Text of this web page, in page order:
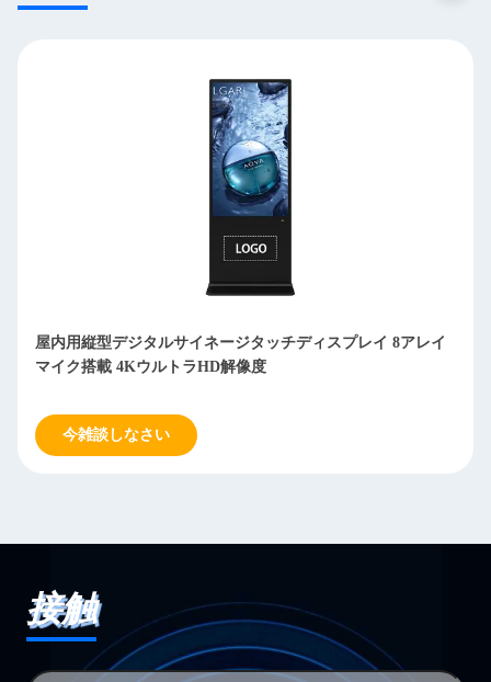
75インチ 43インチ 55インチ LCDディスプレイ サイネージ
屋内トーテムキオスク ペン/指タッチ
今雑談しなさい
接触